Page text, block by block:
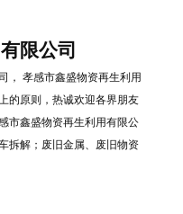
限公司
， 孝感市鑫盛物资再生利用
的原则，热诚欢迎各界朋友
市鑫盛物资再生利用有限公
拆解；废旧金属、废旧物资